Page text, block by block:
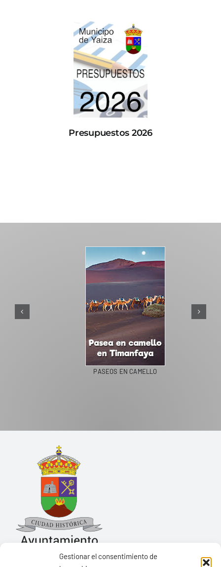
Gestionar el consentimiento de
Presupuestos 2026
PASEOS EN CAMELLO